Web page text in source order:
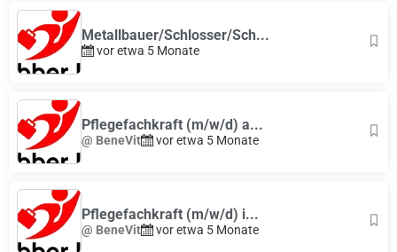
Metallbauer/Schlosser/Sch...
vor etwa 5 Monate
Pflegefachkraft (m/w/d) a...
@ BeneVit vor etwa 5 Monate
Pflegefachkraft (m/w/d) i...
@ BeneVit vor etwa 5 Monate